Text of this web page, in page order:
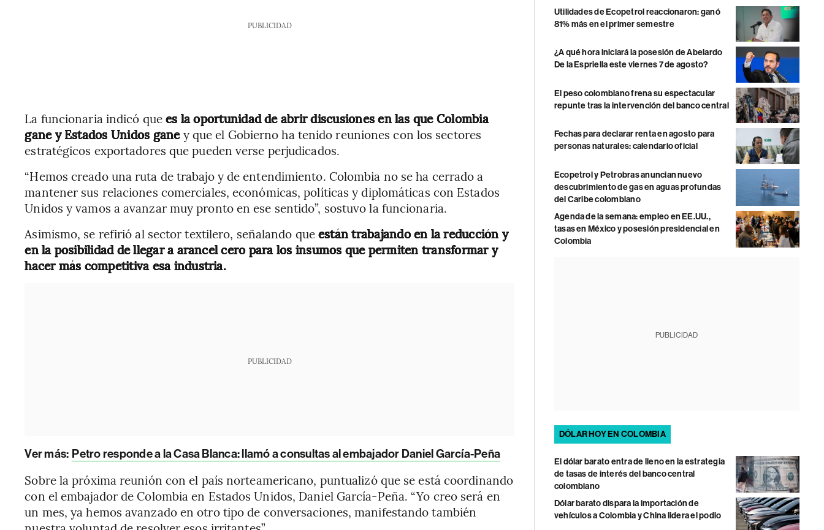
PUBLICIDAD
La funcionaria indicó quees la oportunidad de abrir discusiones en las que Colombia
gane y Estados Unidos ganey que el Gobierno ha tenido reuniones con los sectores
estratégicos exportadores que pueden verse perjudicados.
“Hemos creado una ruta de trabajo y de entendimiento. Colombia no se ha cerrado a
mantener sus relaciones comerciales, económicas, políticas y diplomáticas con Estados
Unidos y vamos a avanzar muy pronto en ese sentido”, sostuvo la funcionaria.
Asimismo, se refirió al sector textilero, señalando queestán trabajando en la reducción y
en la posibilidad de llegar a arancel cero para los insumos que permiten transformar y
hacer más competitiva esa industria.
PUBLICIDAD
Ver más: Petro responde a la Casa Blanca: llamó a consultas al embajador Daniel García-Peña
Sobre la próxima reunión con el país norteamericano, puntualizó que se está coordinando
con el embajador de Colombia en Estados Unidos, Daniel García-Peña. “Yo creo será en
un mes, ya hemos avanzado en otro tipo de conversaciones, manifestando también
Utilidades de Ecopetrol reaccionaron: ganó
81% más en el primer semestre
¿A qué hora iniciará la posesión de Abelardo
De la Espriella este viernes 7 de agosto?
El peso colombiano frena su espectacular
repunte tras la intervención del banco central
Fechas para declarar renta en agosto para
personas naturales: calendario oficial
Ecopetrol y Petrobras anuncian nuevo
descubrimiento de gas en aguas profundas
del Caribe colombiano
Agenda de la semana: empleo en EE.UU.,
tasas en México y posesión presidencial en
Colombia
PUBLICIDAD
DÓLAR HOY EN COLOMBIA
El dólar barato entra de lleno en la estrategia
de tasas de interés del banco central
colombiano
Dólar barato dispara la importación de
vehículos a Colombia y China lidera el podio